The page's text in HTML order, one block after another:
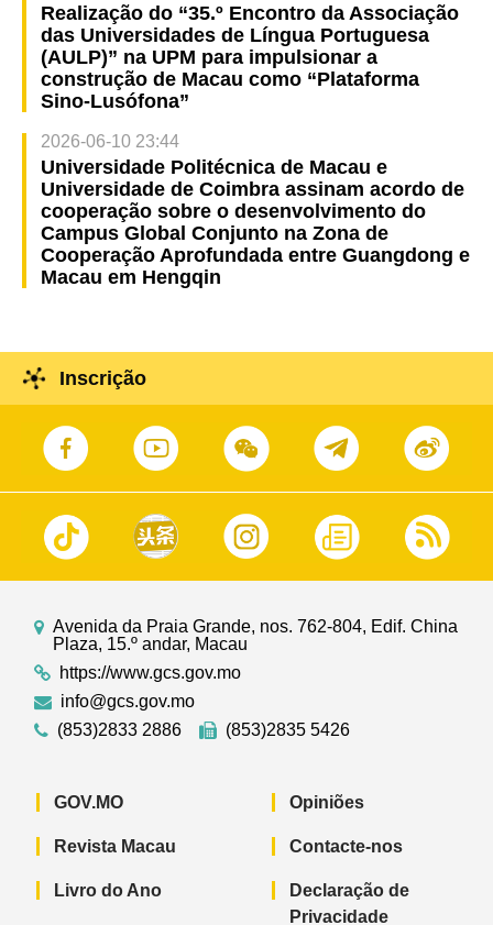
Realização do “35.º Encontro da Associação
das Universidades de Língua Portuguesa
(AULP)” na UPM para impulsionar a
construção de Macau como “Plataforma
Sino-Lusófona”
2026-06-10 23:44
Universidade Politécnica de Macau e
Universidade de Coimbra assinam acordo de
cooperação sobre o desenvolvimento do
Campus Global Conjunto na Zona de
Cooperação Aprofundada entre Guangdong e
Macau em Hengqin
Inscrição
Avenida da Praia Grande, nos. 762-804, Edif. China
Plaza, 15.º andar, Macau
https://www.gcs.gov.mo
info@gcs.gov.mo
(853)2833 2886
(853)2835 5426
GOV.MO
Revista Macau
Livro do Ano
Opiniões
Contacte-nos
Declaração de
Privacidade